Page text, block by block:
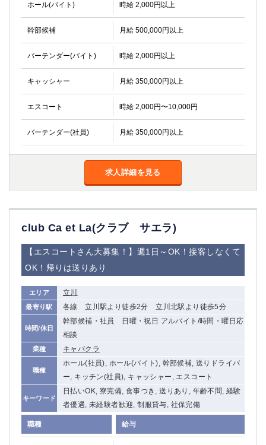
ホール(バイト) 時給 2,000円以上
幹部候補 月給 500,000円以上
バーテンダー(バイト) 時給 2,000円以上
キャッシャー 月給 350,000円以上
エスコート 時給 2,000円〜10,000円
バーテンダー(社員) 月給 350,000円以上
求人詳細を見る
club Ca et La(クラブ サエラ)
【エスコートさん大募集！】週1日～OK！接客しなくて
OK！帰りは送りあり
エリア 立川
最寄り駅 各線 立川駅より徒歩2分 立川北駅より徒歩5分
時間/休日
幹部候補・社員 日曜・祝日 アルバイト/時間・曜日応
相談
業種 キャバクラ
職種
ホール(社員), ホール(バイト), 幹部候補, 送りドライバ
ー, キッチン(社員), キャッシャー, エスコート
キーワード
日払いOK, 寮完備, 食事つき, 送りあり, 年齢不問, 経験
者優遇, 未経験者歓迎, 制服貸与, 社保完備
職種 給与
高崎 館林
該当求人 0 件 選択した内容で設定